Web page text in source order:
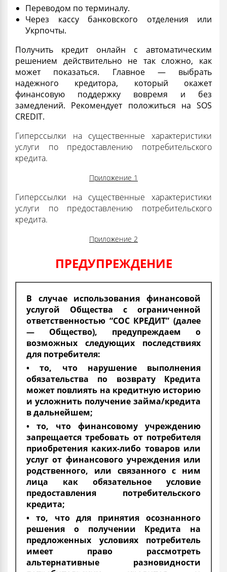
Переводом по терминалу.
Через кассу банковского отделения или
Укрпочты.
Получить кредит онлайн с автоматическим
решением действительно не так сложно, как
может показаться. Главное — выбрать
надежного кредитора, который окажет
финансовую поддержку вовремя и без
замедлений. Рекомендует положиться на SOS
CREDIT.
Гиперссылки на существенные характеристики
услуги по предоставлению потребительского
кредита.
Приложение 1
Гиперссылки на существенные характеристики
услуги по предоставлению потребительского
кредита.
Приложение 2
ПРЕДУПРЕЖДЕНИЕ
В случае использования финансовой
услугой Общества с ограниченной
ответственностью “СОС КРЕДИТ” (далее
— Общество), предупреждаем о
возможных следующих последствиях
для потребителя:
• то, что нарушение выполнения
обязательства по возврату Кредита
может повлиять на кредитную историю
и усложнить получение займа/кредита
в дальнейшем;
• то, что финансовому учреждению
запрещается требовать от потребителя
приобретения каких-либо товаров или
услуг от финансового учреждения или
родственного, или связанного с ним
лица как обязательное условие
предоставления потребительского
кредита;
• то, что для принятия осознанного
решения о получении Кредита на
предложенных условиях потребитель
имеет право рассмотреть
альтернативные разновидности